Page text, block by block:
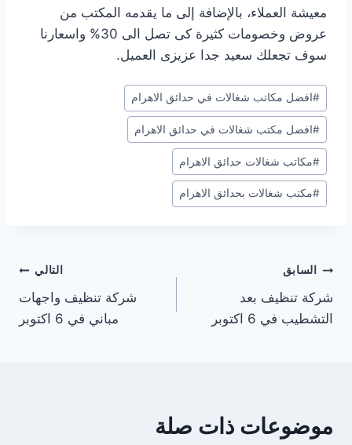
معيشة العملاء، بالإضافة إلى ما يقدمه المكتب من
عروض وخصومات كثيرة كى تصل الى 30% واسعارنا
سوف تجعلك سعيد جدا عزيزى العميل.
وسوم
المقال:
#افضل مكاتب شغالات في حدائق الاهرام
#افضل مكتب شغالات في حدائق الاهرام
#مكاتب شغالات حدائق الاهرام
#مكتب شغالات بحدائق الاهرام
تصفّح
المقالات
السابق
شركة تنظيف بعد
التشطيب في 6 اكتوبر
التالي
شركة تنظيف واجهات
مباني في 6 اكتوبر
موضوعات ذات صلة